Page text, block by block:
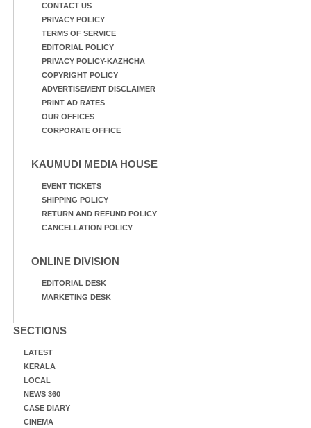
CONTACT US
PRIVACY POLICY
TERMS OF SERVICE
EDITORIAL POLICY
PRIVACY POLICY-KAZHCHA
COPYRIGHT POLICY
ADVERTISEMENT DISCLAIMER
PRINT AD RATES
OUR OFFICES
CORPORATE OFFICE
KAUMUDI MEDIA HOUSE
EVENT TICKETS
SHIPPING POLICY
RETURN AND REFUND POLICY
CANCELLATION POLICY
ONLINE DIVISION
EDITORIAL DESK
MARKETING DESK
SECTIONS
LATEST
KERALA
LOCAL
NEWS 360
CASE DIARY
CINEMA